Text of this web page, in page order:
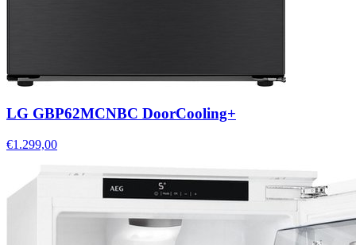
LG GBP62MCNBC DoorCooling+
€1.299,00